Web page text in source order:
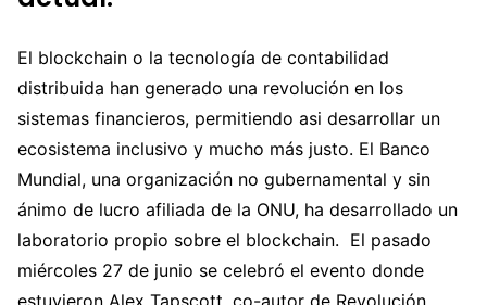
El blockchain o la tecnología de contabilidad
distribuida han generado una revolución en los
sistemas financieros, permitiendo asi desarrollar un
ecosistema inclusivo y mucho más justo. El Banco
Mundial, una organización no gubernamental y sin
ánimo de lucro afiliada de la ONU, ha desarrollado un
laboratorio propio sobre el blockchain. El pasado
miércoles 27 de junio se celebró el evento donde